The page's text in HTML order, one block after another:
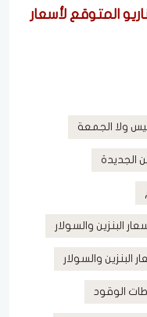
المتوقع لأسعار
ولا الجمعة
الجديدة
البنزين والسولار
البنزين والسولار
الوقود